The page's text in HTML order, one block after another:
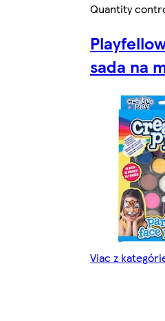
Quantity
sada na
Viac z